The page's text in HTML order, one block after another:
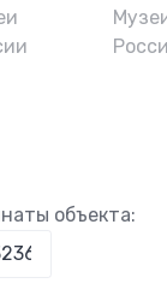
объекта: